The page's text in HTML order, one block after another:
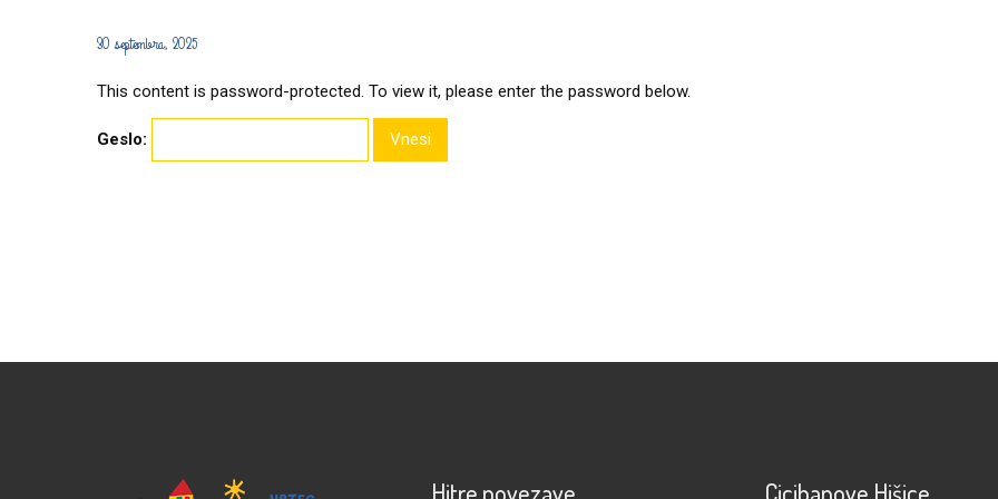
30 septembra, 2025
This content is password-protected. To view it, please enter the password below.
Geslo:
Hitre povezave Cicibanove Hišice